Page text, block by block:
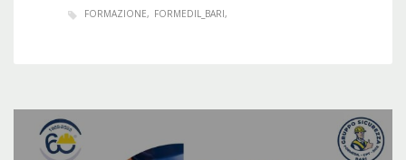
FORMAZIONE FORMEDIL_BARI